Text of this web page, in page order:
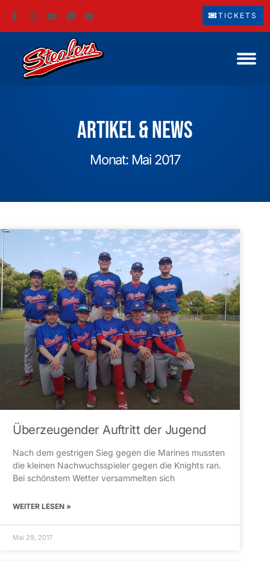
TICKETS
Artikel & News
Monat: Mai 2017
Überzeugender Auftritt der Jugend
Nach dem gestrigen Sieg gegen die Marines mussten
die kleinen Nachwuchsspieler gegen die Knights ran.
Bei schönstem Wetter versammelten sich
WEITER LESEN »
Mai 29, 2017